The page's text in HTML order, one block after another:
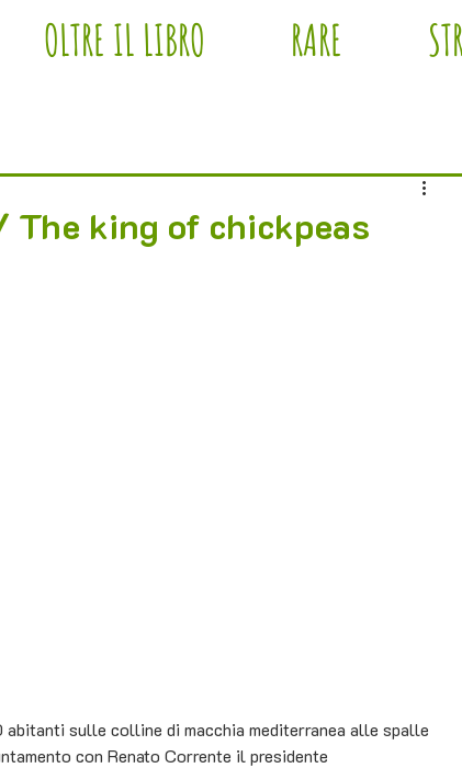
OLTRE IL LIBRO RARE
king of chickpeas
sulle colline di macchia mediterranea alle spalle
con Renato Corrente il presidente